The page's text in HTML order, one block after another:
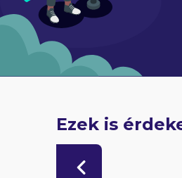
Ezek is